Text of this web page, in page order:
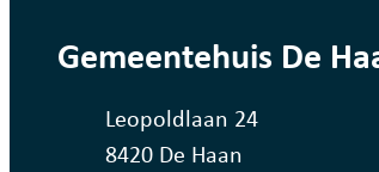
contact
Gemeentehuis De
AdresLeopoldlaan 24
,8420 De Haan